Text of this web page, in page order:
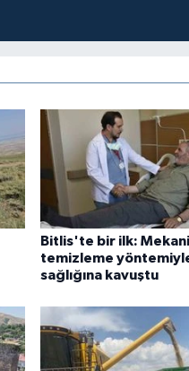
Bitlis'te bir ilk:
temizleme
sağlığına kavuştu